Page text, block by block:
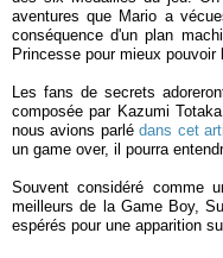
aventures que Mario a
conséquence d'un plan
Princesse pour mieux pouvoir
Les fans de secrets
composée par Kazumi
nous avions parlédans cet
un game over, il pourra
Souvent considéré comme
meilleurs de la Game Boy,
espérés pour une apparition